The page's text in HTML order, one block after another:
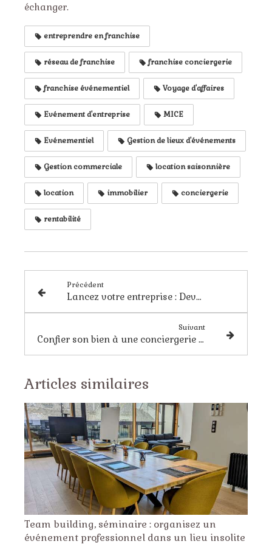
échanger.
entreprendre en franchise
réseau de franchise franchise conciergerie
franchise événementiel Voyage d'affaires
Evénement d'entreprise MICE
Evénementiel Gestion de lieux d'événements
Gestion commerciale location saisonnière
location immobilier conciergerie
rentabilité
Précédent
Lancez votre entreprise : Devenez franchisé Les Maisons de Madeleine, le partenaire de vos ambitions
Suivant
Confier son bien à une conciergerie : Les avantages de la location courte durée à Nantes
Articles similaires
Team building, séminaire : organisez un
événement professionnel dans un lieu insolite